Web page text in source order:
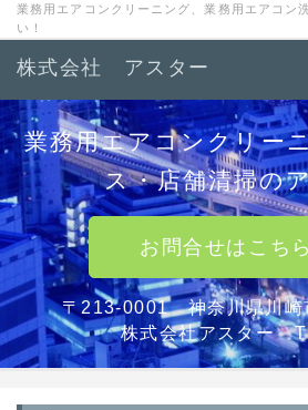
業務用エアコンクリーニング、業務用エアコン
い！
株式会社 アスター
業務用エアコンクリー
ス・店舗清掃の
お問合せはこち
〒213-0001 神奈川県川崎
株式会社アスター